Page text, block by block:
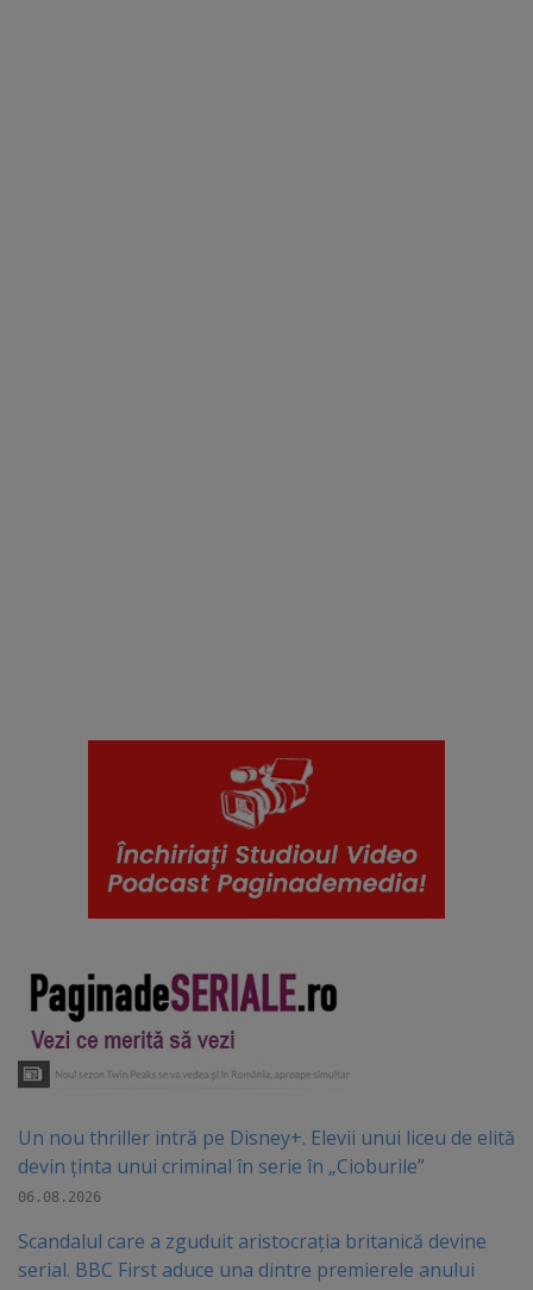
Un nou thriller intră pe Disney+. Elevii unui liceu de elită
devin ținta unui criminal în serie în „Cioburile”
06.08.2026
Scandalul care a zguduit aristocrația britanică devine
serial. BBC First aduce una dintre premierele anului